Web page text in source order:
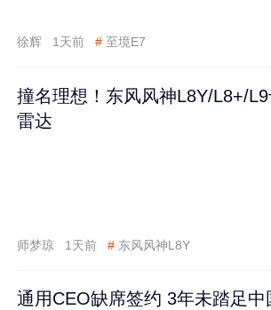
徐辉 1天前 # 至境E7
撞名理想！东风风神L8Y/L8+/
雷达
师梦琼 1天前 # 东风风神L8Y
通用CEO缺席签约 3年未踏足